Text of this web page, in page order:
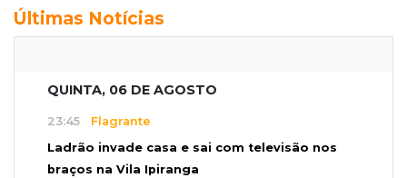
Últimas Notícias
QUINTA, 06 DE AGOSTO
23:45 Flagrante
Ladrão invade casa e sai com televisão nos
braços na Vila Ipiranga